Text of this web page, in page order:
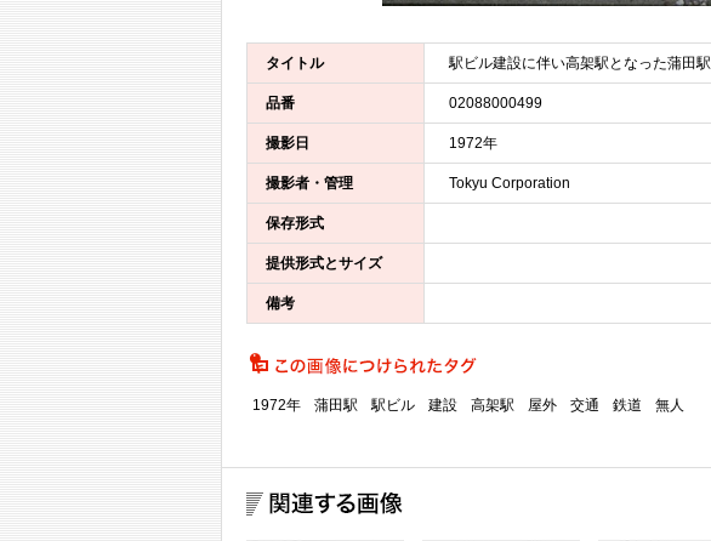
タイトル 駅ビル建設に伴い高架駅となった蒲田駅
品番 02088000499
撮影日 1972年
撮影者・管理 Tokyu Corporation
保存形式
提供形式とサイズ
備考
1972年 蒲田駅 駅ビル 建設 高架駅 屋外 交通 鉄道 無人